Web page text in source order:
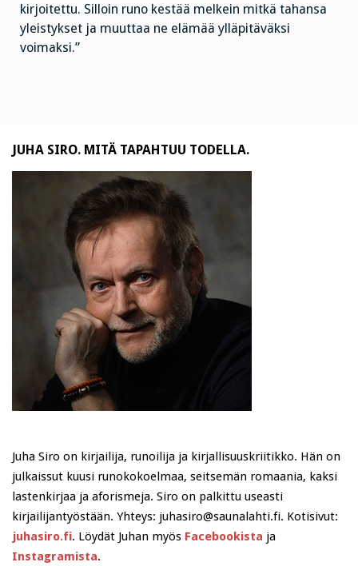
kirjoitettu. Silloin runo kestää melkein mitkä tahansa
yleistykset ja muuttaa ne elämää ylläpitäväksi
voimaksi.”
JUHA SIRO. MITÄ TAPAHTUU TODELLA.
Juha Siro on kirjailija, runoilija ja kirjallisuuskriitikko. Hän on
julkaissut kuusi runokokoelmaa, seitsemän romaania, kaksi
lastenkirjaa ja aforismeja. Siro on palkittu useasti
kirjailijantyöstään. Yhteys: juhasiro@saunalahti.fi. Kotisivut:
juhasiro.fi. Löydät Juhan myös Facebookista ja
Instagramista.